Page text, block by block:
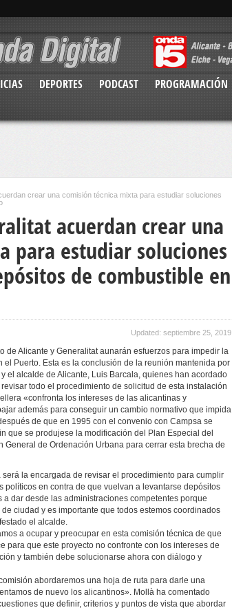
DEPORTES PODCAST PROGRAMACIÓN
crear una comisión técnica mixta para estudiar soluciones
acuerdan crear una
para estudiar soluciones
de combustible en
Updated: septiembre 25, 2019
de Alicante y Generalitat aunarán esfuerzos para impedir la
Puerto. Esta es la conclusión de la reunión mantenida por
el alcalde de Alicante, Luis Barcala, quienes han acordado
todo el procedimiento de solicitud de esta instalación
«confronta los intereses de las alicantinas y
además para conseguir un cambio normativo que impida
de que en 1995 con el convenio con Campsa se
que se produjese la modificación del Plan Especial del
General de Ordenación Urbana para cerrar esta brecha de
la encargada de revisar el procedimiento para cumplir
en contra de que vuelvan a levantarse depósitos
dar desde las administraciones competentes porque
ciudad y es importante que todos estemos coordinados
el alcalde.
a ocupar y preocupar en esta comisión técnica de que
para que este proyecto no confronte con los intereses de
y también debe solucionarse ahora con diálogo y
abordaremos una hoja de ruta para darle una
de nuevo los alicantinos». Mollà ha comentado
que definir, criterios y puntos de vista que abordar